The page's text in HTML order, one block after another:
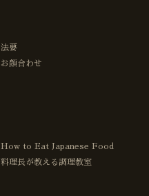
法要
お顔合わせ
How to Eat Japanese Food
料理長が教える調理教室